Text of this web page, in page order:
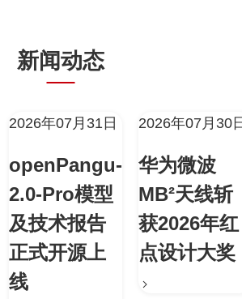
新闻动态
2026年07月31日
openPangu-
2.0-Pro模型
及技术报告
正式开源上
线
2026年07月30
华为微波
MB²天线斩
获2026年红
点设计大奖